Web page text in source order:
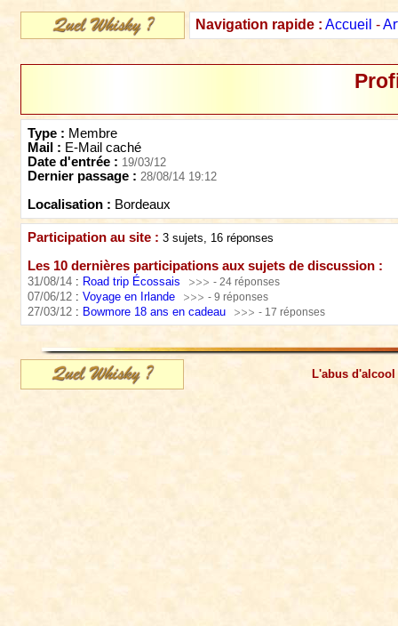
Navigation rapide : Accueil -
Type : Membre
Mail : E-Mail caché
Date d'entrée : 19/03/12
Dernier passage : 28/08/14 19:12
Localisation : Bordeaux
Participation au site : 3 sujets, 16 réponses
Les 10 dernières participations aux sujets de discussion :
31/08/14 : Road trip Écossais - 24 réponses
07/06/12 : Voyage en Irlande - 9 réponses
27/03/12 : Bowmore 18 ans en cadeau - 17 réponses
L'abus